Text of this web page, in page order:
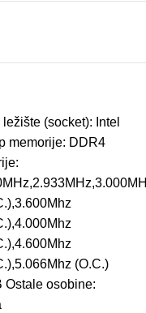
(socket): Intel
memorije: DDR4
(O.C.)
Ostale osobine: